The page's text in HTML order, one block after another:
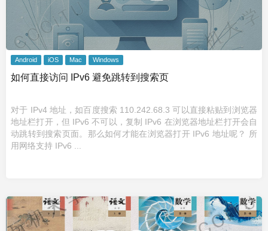
Android iOS Mac Windows
如何直接访问 IPv6 避免跳转到搜索页
对于 IPv4 地址，如百度搜索 110.242.68.3 可以直接粘贴到浏览器
地址栏打开，但 IPv6 不可以，复制 IPv6 在浏览器地址栏打开会自
动跳转到搜索页面。那么如何才能在浏览器打开 IPv6 地址呢？ 所